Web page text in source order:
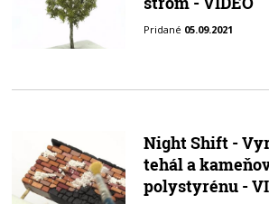
Pridané 05.09.2021
Night Shift -
tehál a
polystyrénu -